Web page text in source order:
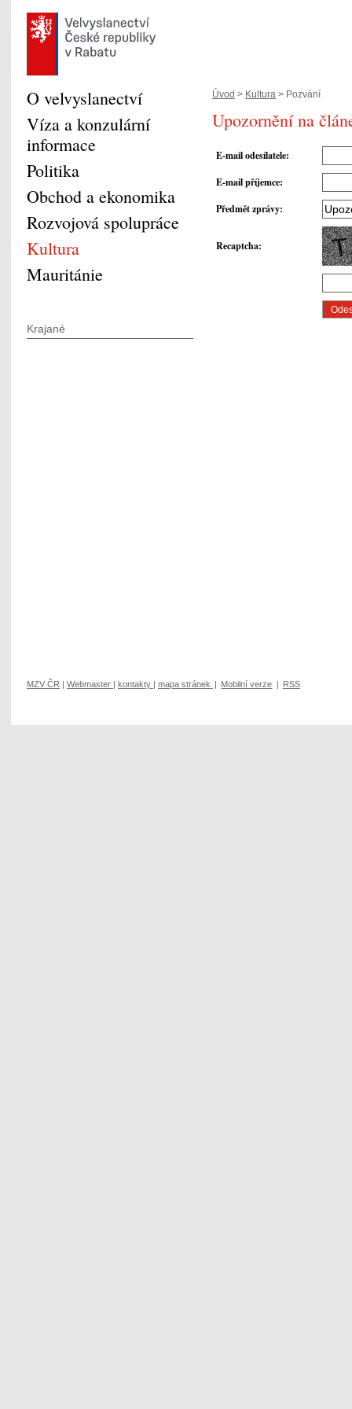
Úvod > Kultura > Pozvání
Upozornění na
E-mail odesílatele:
E-mail příjemce:
Předmět zprávy:
Recaptcha:
O velvyslanectví
Víza a konzulární
informace
Politika
Obchod a ekonomika
Rozvojová spolupráce
Kultura
Mauritánie
Krajané
MZV ČR | Webmaster | kontakty | mapa stránek | Mobilní verze | RSS